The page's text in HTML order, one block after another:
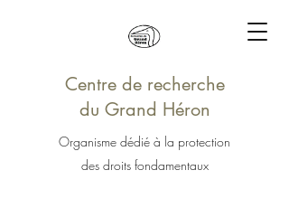
Centre de recherche
du Grand Héron
Organisme dédié à la protection
des droits fondamentaux